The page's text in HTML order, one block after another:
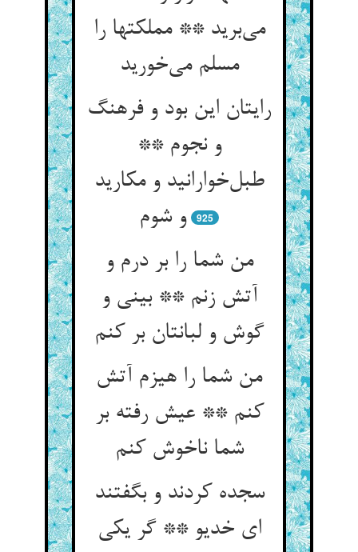
می‌برید ** مملکتها را
مسلم می‌خورید
رایتان این بود و فرهنگ
و نجوم **
طبل‌خوارانید و مکارید
و شوم
925
من شما را بر درم و
آتش زنم ** بینی و
گوش و لبانتان بر کنم
من شما را هیزم آتش
کنم ** عیش رفته بر
شما ناخوش کنم
سجده کردند و بگفتند
ای خدیو ** گر یکی